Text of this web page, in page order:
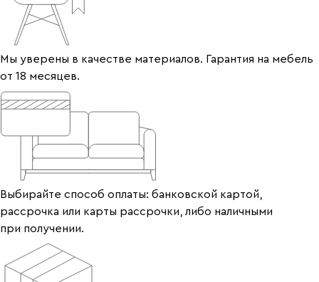
Мы уверены в качестве материалов. Гарантия на мебель
от 18 месяцев.
Выбирайте способ оплаты: банковской картой,
рассрочка или карты рассрочки, либо наличными
при получении.